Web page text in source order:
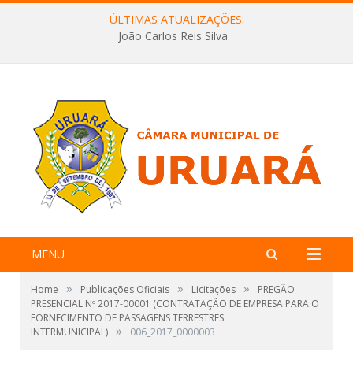
ÚLTIMAS ATUALIZAÇÕES:
João Carlos Reis Silva
MENU
Home » Publicações Oficiais » Licitações »
PREGÃO
PRESENCIAL Nº 2017-00001 (CONTRATAÇÃO DE EMPRESA PARA O
FORNECIMENTO DE PASSAGENS TERRESTRES
INTERMUNICIPAL) » 006_2017_0000003